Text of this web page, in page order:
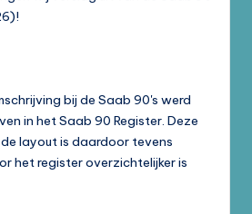
bij de Saab 90's werd
in het Saab 90 Register. Deze
layout is daardoor tevens
het register overzichtelijker is